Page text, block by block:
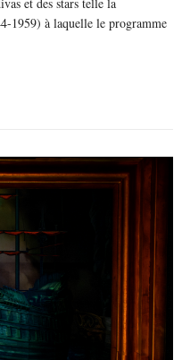
et des stars telle la
1959) à laquelle le programme